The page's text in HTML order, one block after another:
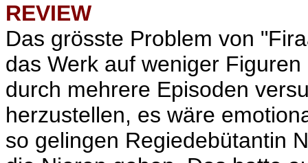
REVIEW
Das grösste Problem von
das Werk auf weniger
durch mehrere Episoden
herzustellen, es wäre
so gelingen Regiedebütantin